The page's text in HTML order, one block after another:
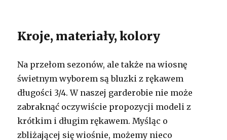
Kroje, materiały, kolory
Na przełom sezonów, ale także na wiosnę
świetnym wyborem są bluzki z rękawem
długości 3/4. W naszej garderobie nie może
zabraknąć oczywiście propozycji modeli z
krótkim i długim rękawem. Myśląc o
zbliżającej się wiośnie, możemy nieco